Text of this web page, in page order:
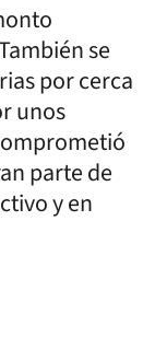
se
por cerca
unos
parte de
y en